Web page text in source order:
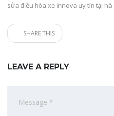
sửa điều hòa xe innova uy tín tại hà
SHARE THIS
LEAVE A REPLY